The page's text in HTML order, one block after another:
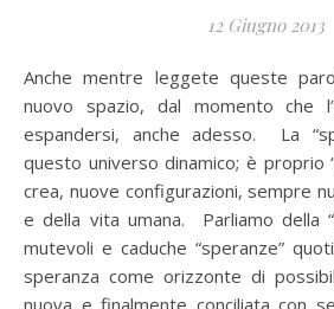
12 Giugno 2013
Anche mentre leggete queste parole, si sta formando
nuovo spazio, dal momento che
espandersi, anche adesso. La
questo universo dinamico; è proprio
crea, nuove configurazioni, sempre
e della vita umana. Parliamo della
mutevoli e caduche “speranze”
speranza come orizzonte di
nuova e finalmente conciliata con